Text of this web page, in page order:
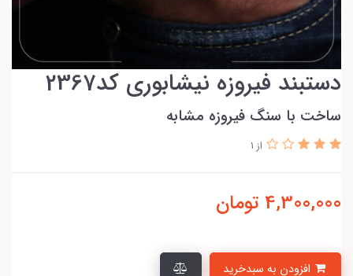
دستبند فیروزه نیشابوری کد2367
ساخت با سنگ فیروزه مشابه
از 1
4,300,000 تومان